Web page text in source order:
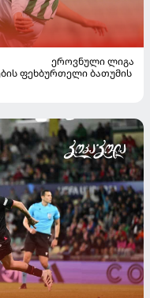
ᲔᲠᲝᲕᲜᲣᲚᲘ ᲚᲘᲒᲐ
ფეხბურთელი ბათუმის